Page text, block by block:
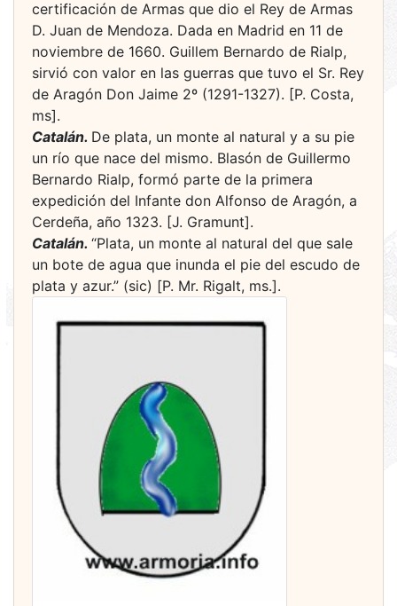
certificación de Armas que dio el Rey de Armas
D. Juan de Mendoza. Dada en Madrid en 11 de
noviembre de 1660. Guillem Bernardo de Rialp,
sirvió con valor en las guerras que tuvo el Sr. Rey
de Aragón Don Jaime 2º (1291-1327). [P. Costa,
ms].
Catalán. De plata, un monte al natural y a su pie
un río que nace del mismo. Blasón de Guillermo
Bernardo Rialp, formó parte de la primera
expedición del Infante don Alfonso de Aragón, a
Cerdeña, año 1323. [J. Gramunt].
Catalán. “Plata, un monte al natural del que sale
un bote de agua que inunda el pie del escudo de
plata y azur.” (sic) [P. Mr. Rigalt, ms.].